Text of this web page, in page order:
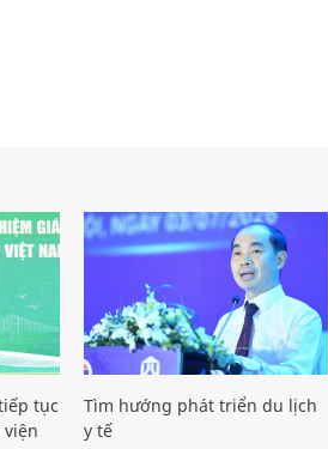
tục
viện
Tìm hướng phát triển du lịch
y tế